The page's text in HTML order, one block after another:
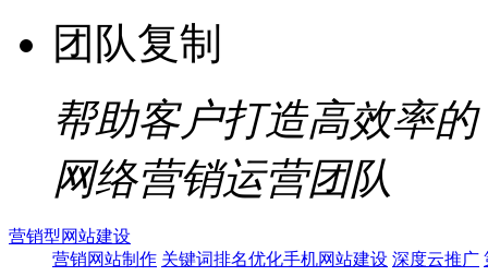
团队复制
帮助客户打造高效率的
网络营销运营团队
营销型网站建设
营销网站制作 关键词排名优化手机网站建设 深度云推广